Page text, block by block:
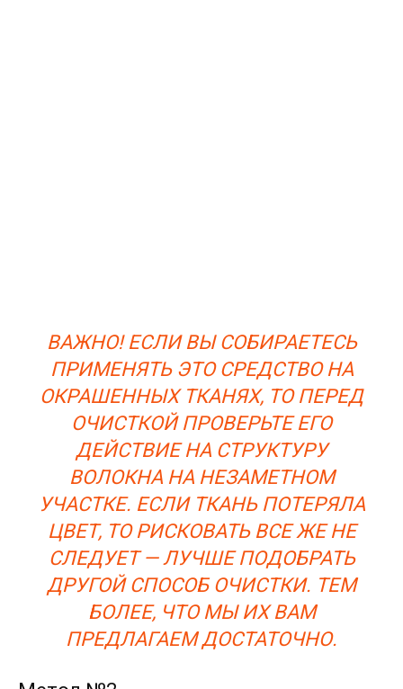
ВАЖНО! ЕСЛИ ВЫ СОБИРАЕТЕСЬ
ПРИМЕНЯТЬ ЭТО СРЕДСТВО НА
ОКРАШЕННЫХ ТКАНЯХ, ТО ПЕРЕД
ОЧИСТКОЙ ПРОВЕРЬТЕ ЕГО
ДЕЙСТВИЕ НА СТРУКТУРУ
ВОЛОКНА НА НЕЗАМЕТНОМ
УЧАСТКЕ. ЕСЛИ ТКАНЬ ПОТЕРЯЛА
ЦВЕТ, ТО РИСКОВАТЬ ВСЕ ЖЕ НЕ
СЛЕДУЕТ — ЛУЧШЕ ПОДОБРАТЬ
ДРУГОЙ СПОСОБ ОЧИСТКИ. ТЕМ
БОЛЕЕ, ЧТО МЫ ИХ ВАМ
ПРЕДЛАГАЕМ ДОСТАТОЧНО.